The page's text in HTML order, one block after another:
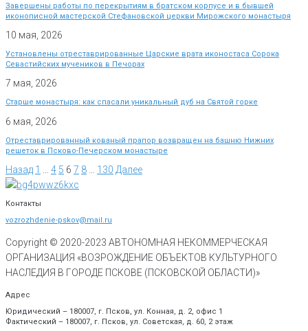
Завершены работы по перекрытиям в братском корпусе и в бывшей
иконописной мастерской Стефановской церкви Мирожского монастыря
10 мая, 2026
Установлены отреставрированные Царские врата иконостаса Сорока
Севастийских мучеников в Печорах
7 мая, 2026
Старше монастыря: как спасали уникальный дуб на Святой горке
6 мая, 2026
Отреставрированный кованый прапор возвращен на башню Нижних
решеток в Псково-Печерском монастыре
Назад 1 4 5 6 7 8 130 Далее
Контакты
vozrozhdenie-pskov@mail.ru
Copyright © 2020-2023 АВТОНОМНАЯ НЕКОММЕРЧЕСКАЯ
ОРГАНИЗАЦИЯ «ВОЗРОЖДЕНИЕ ОБЪЕКТОВ КУЛЬТУРНОГО
НАСЛЕДИЯ В ГОРОДЕ ПСКОВЕ (ПСКОВСКОЙ ОБЛАСТИ)»
Адрес
Юридический – 180007, г. Псков, ул. Конная, д. 2, офис 1
Фактический – 180007, г. Псков, ул. Советская, д. 60, 2 этаж